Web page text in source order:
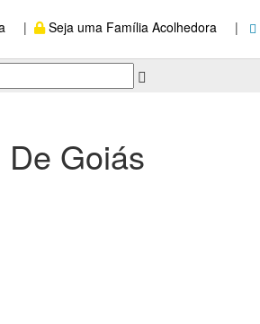
| Seja uma Família Acolhedora |
Goiás